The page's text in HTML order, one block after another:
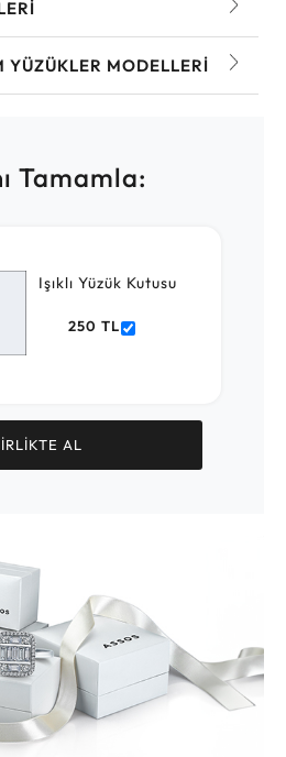
MODELLERI
Tamamla:
Işıklı Yüzük Kutusu
250 TL
AL